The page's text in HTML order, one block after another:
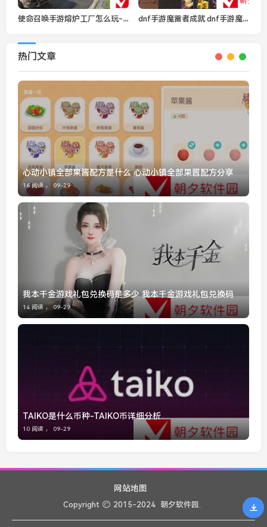
使命召唤手游熔炉工厂怎么玩-熔炉工厂地图玩法攻略 dnf手游魔雷者成就 dnf手游魔雷者成就任务攻略
热门文章
心动小镇全部果酱配方是什么 心动小镇全部果酱配方分享
16 阅读 ， 09-29
我本千金游戏礼包兑换码是多少 我本千金游戏礼包兑换码
14 阅读 ， 09-29
TAIKO是什么币种-TAIKO币详细分析
10 阅读 ， 09-29
网站地图
Copyright 2015-2024 朝夕软件园.